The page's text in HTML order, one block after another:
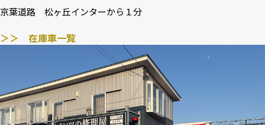
京葉道路 松ヶ丘インターから１分
＞＞ 在庫車一覧